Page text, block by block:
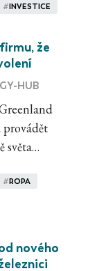
#INVESTICE
že
HUB
provádět
světa…
#ROPA
nového